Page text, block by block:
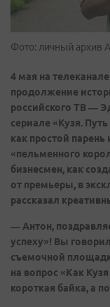
Фото: личный архив
4 мая на
продолжение
российского ТВ —
сериале «Кузя.
как простой парень
«пельменного
бизнесмен, как
от премьеры, в
рассказал
— Антон,
успеху»! Вы
съемочной
на вопрос «Как
короткая байка, а